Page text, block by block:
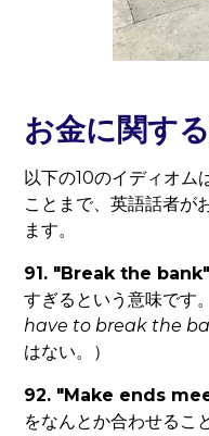
お金に関す
以下の10のイディオム
ことまで、英語話者が
ます。
91. "Break the bank"
すぎるという意味です。
have to break the
はない。）
92. "Make ends
をなんとか合わせるこ